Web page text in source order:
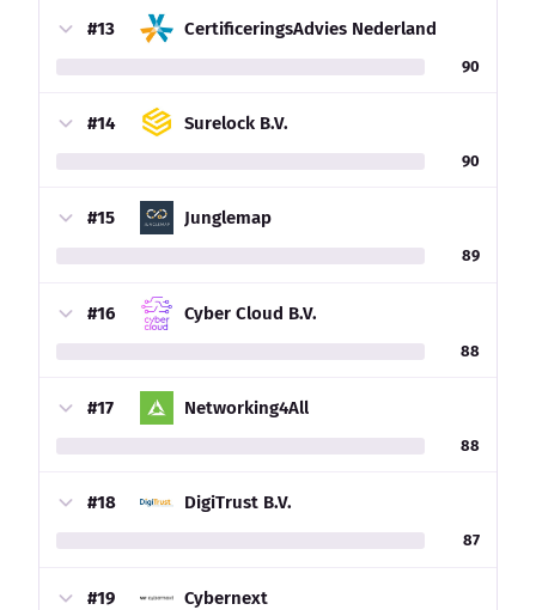
#13 CertificeringsAdvies Nederland
90
#14 Surelock B.V.
90
#15 Junglemap
89
#16 Cyber Cloud B.V.
88
#17 Networking4All
88
#18 DigiTrust B.V.
87
#19 Cybernext